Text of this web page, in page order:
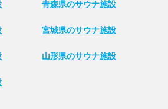
青森県のサウナ施設
宮城県のサウナ施設
山形県のサウナ施設